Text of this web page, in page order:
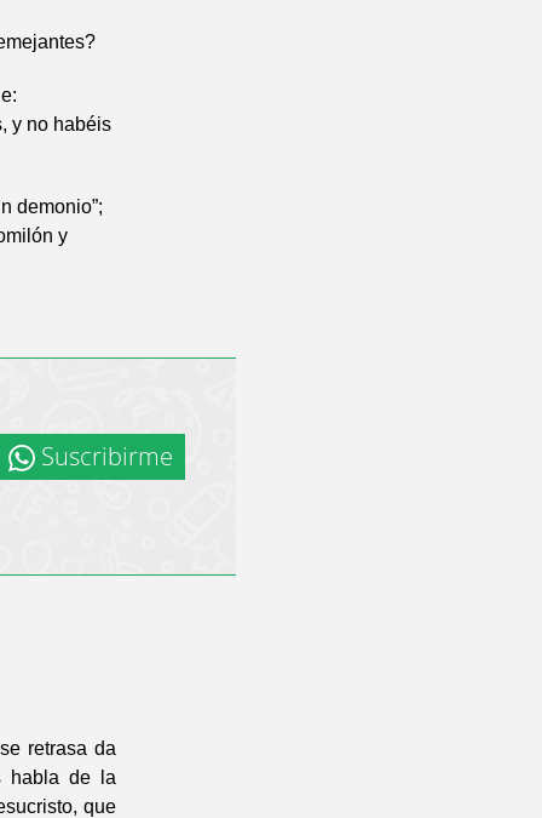
y no habéis
demonio”;
y
Suscribirme
retrasa da
habla de la
que